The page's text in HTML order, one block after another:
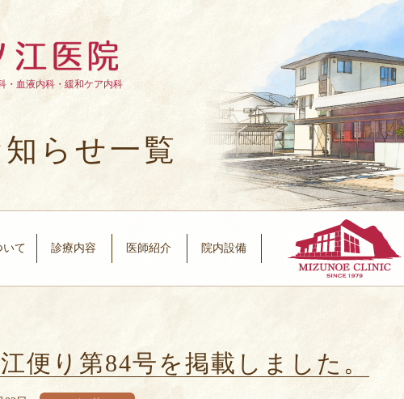
・血液内科・緩和ケア内科
知らせ一覧
いて 診療内容 医師紹介 院内設備
便り第84号を掲載しました。